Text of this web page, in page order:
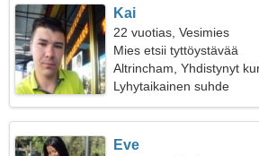
Kai
22 vuotias, Vesimies
Mies etsii tyttöystävää
Altrincham, Yhdistynyt
Lyhytaikainen suhde
Eve